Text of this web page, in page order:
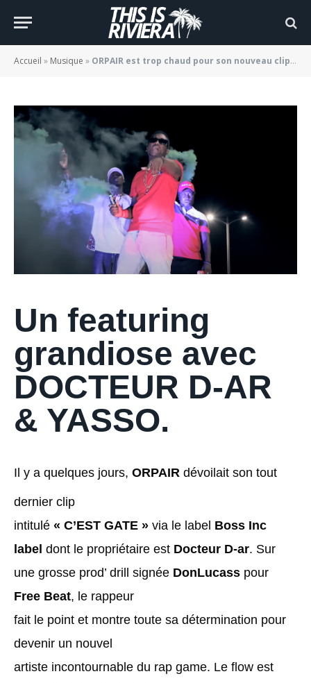
Accueil » Musique » ORPAIR est trop chaud pour son nouveau clip « C’EST GATE »
BY JADE MORGANE BLOGGER 01/06/2022
Un featuring
grandiose avec
DOCTEUR D-AR
& YASSO.
Il y a quelques jours, ORPAIR dévoilait son tout
dernier clip
intitulé « C’EST GATE » via le label Boss Inc
label dont le propriétaire est Docteur D-ar. Sur
une grosse prod’ drill signée DonLucass pour
Free Beat, le rappeur
fait le point et montre toute sa détermination pour
devenir un nouvel
artiste incontournable du rap game. Le flow est